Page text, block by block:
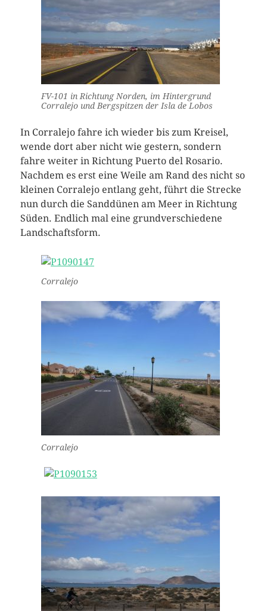
FV-101 in Richtung Norden, im Hintergrund
Corralejo und Bergspitzen der Isla de Lobos
In Corralejo fahre ich wieder bis zum Kreisel,
wende dort aber nicht wie gestern, sondern
fahre weiter in Richtung Puerto del Rosario.
Nachdem es erst eine Weile am Rand des nicht so
kleinen Corralejo entlang geht, führt die Strecke
nun durch die Sanddünen am Meer in Richtung
Süden. Endlich mal eine grundverschiedene
Landschaftsform.
Corralejo
Corralejo